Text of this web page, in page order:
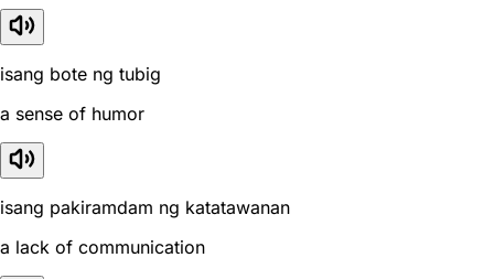
isang bote ng tubig
a sense of humor
isang pakiramdam ng katatawanan
a lack of communication